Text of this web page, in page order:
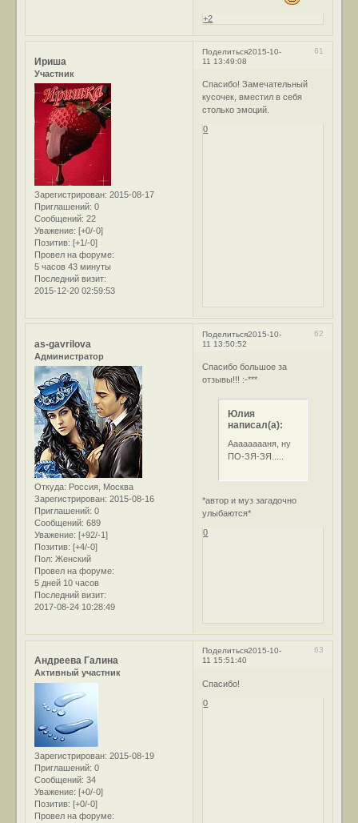
+2
Поделиться 61
2015-10-
11 13:49:08
Ириша
Участник
Зарегистрирован: 2015-08-17
Приглашений: 0
Сообщений: 22
Уважение: [+0/-0]
Позитив: [+1/-0]
Провел на форуме:
5 часов 43 минуты
Последний визит:
2015-12-20 02:59:53
Спасибо! Замечательный
кусочек, вместил в себя
столько эмоций.
0
Поделиться 62
2015-10-
11 13:50:52
as-gavrilova
Администратор
Откуда: Россия, Москва
Зарегистрирован: 2015-08-16
Приглашений: 0
Сообщений: 689
Уважение: [+92/-1]
Позитив: [+4/-0]
Пол: Женский
Провел на форуме:
5 дней 10 часов
Последний визит:
2017-08-24 10:28:49
Спасибо большое за
отзывы!!! :-***
Юлия
написал(а):
Ааааааааня, ну
ПО-ЗЯ-ЗЯ.....
*автор и муз загадочно
улыбаются*
0
Поделиться 63
2015-10-
11 15:51:40
Андреева Галина
Активный участник
Зарегистрирован: 2015-08-19
Приглашений: 0
Сообщений: 34
Уважение: [+0/-0]
Позитив: [+0/-0]
Провел на форуме:
Спасибо!
0